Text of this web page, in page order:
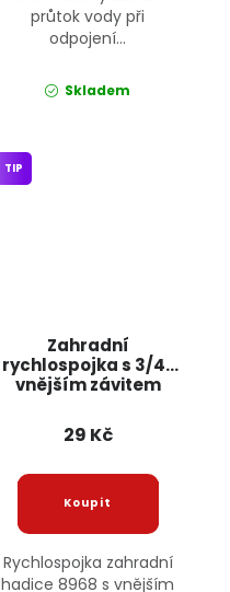
průtok vody při
odpojení...
Skladem
Zahradní
rychlospojka s 3/4"
vnějším závitem
TIP
29 Kč
Rychlospojka zahradní
hadice 8968 s vnějším